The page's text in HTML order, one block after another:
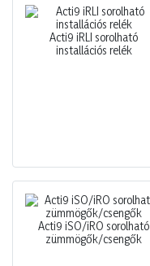
Acti9 iRLI sorolható
installációs relék
Acti9 iSO/iRO sorolható
zümmögők/csengők